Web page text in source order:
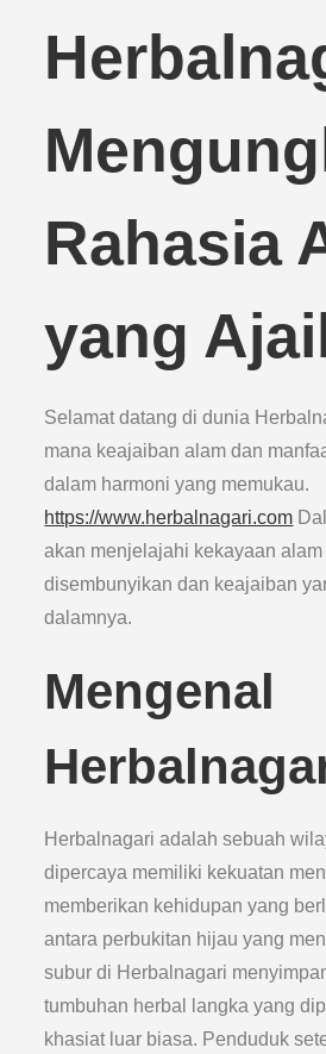
Rahasia
yang
Selamat datang di dunia
mana keajaiban alam dan
dalam harmoni yang memukau.
https://www.herbalnagari.com
akan menjelajahi kekayaan alam
disembunyikan dan keajaiban
dalamnya.
Mengenal
Herbalnagari adalah sebuah
dipercaya memiliki kekuatan
memberikan kehidupan yang
antara perbukitan hijau yang
subur di Herbalnagari
tumbuhan herbal langka yang
khasiat luar biasa. Penduduk